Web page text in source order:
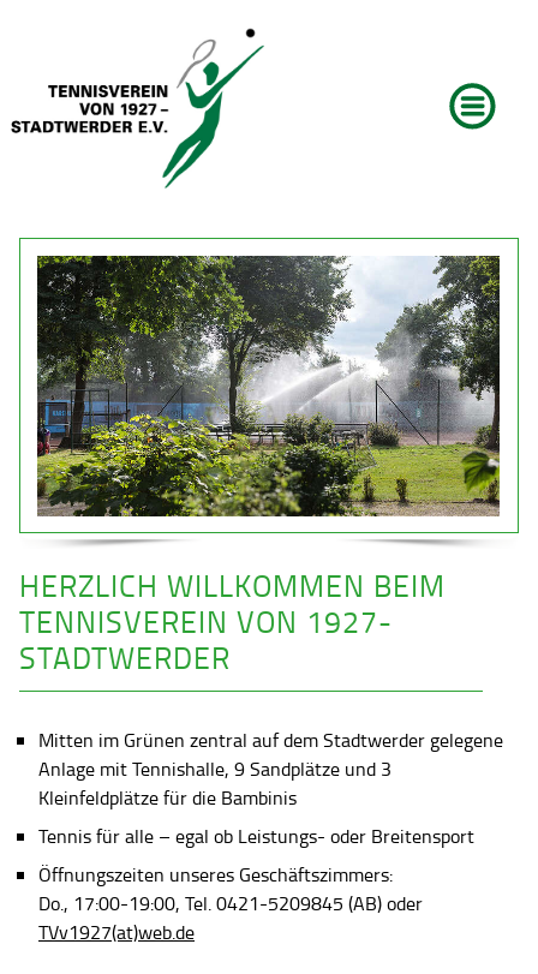
HERZLICH WILLKOMMEN BEIM
TENNISVEREIN VON 1927-
STADTWERDER
Mitten im Grünen zentral auf dem Stadtwerder gelegene
Anlage mit Tennishalle, 9 Sandplätze und 3
Kleinfeldplätze für die Bambinis
Tennis für alle – egal ob Leistungs- oder Breitensport
Öffnungszeiten unseres Geschäftszimmers:
Do., 17:00-19:00, Tel. 0421-5209845 (AB) oder
TVv1927(at)web.de